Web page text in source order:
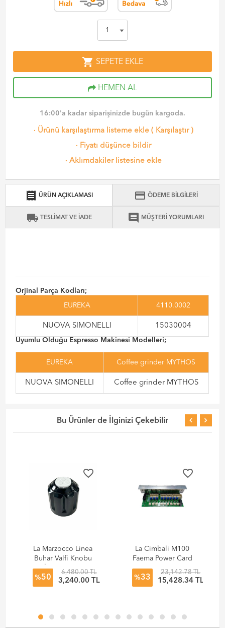
shopping_cart SEPETE EKLE
HEMEN AL
16:00'a kadar siparişinizde bugün kargoda.
· Ürünü karşılaştırma listeme ekle ( Karşılaştır)
· Fiyatı düşünce bildir
· Aklımdakiler listesine ekle
receipt ÜRÜN AÇIKLAMASI credit_card ÖDEME BİLGİLERİ
local_shipping TESLİMAT VE İADE comment MÜŞTERİ YORUMLARI
Orjinal Parça Kodları;
EUREKA 4110.0002
NUOVA SIMONELLI 15030004
Uyumlu Olduğu Espresso Makinesi Modelleri;
EUREKA Coffee grinder MYTHOS
NUOVA SIMONELLI Coffee grinder MYTHOS
Bu Ürünler de İlginizi Çekebilir
favorite_border
La Marzocco Linea
Buhar Valfi Knobu
ve İç Kısmı L165V
%50
6,480.00 TL
3,240.00 TL
favorite_border
La Cimbali M100
Faema Power Card
Ana Kart
%33
23,142.78 TL
15,428.34 TL